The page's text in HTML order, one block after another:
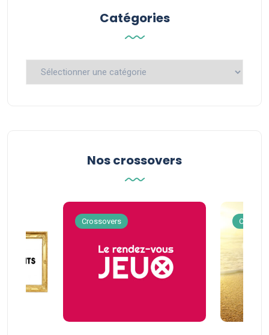
Catégories
Catégories
Nos crossovers
Crossovers